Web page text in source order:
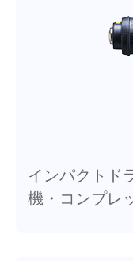
インパクトド
機・コンプレ